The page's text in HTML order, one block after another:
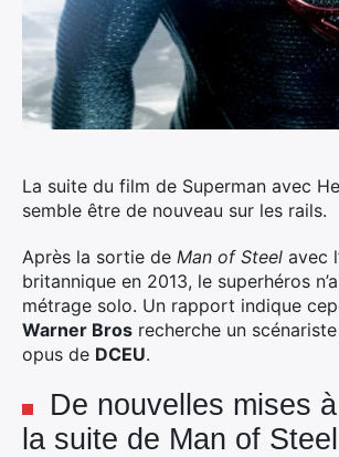
La suite du film de Superman avec
semble être de nouveau sur les rails.
Après la sortie de Man of Steel avec
britannique en 2013, le superhéros
métrage solo. Un rapport indique
Warner Bros recherche un
opus de DCEU.
De nouvelles mises
la suite de Man of Steel